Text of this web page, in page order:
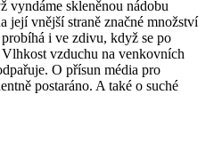
vyndáme skleněnou nádobu
její vnější straně značné množství
i ve zdivu, když se po
vzduchu na venkovních
O přísun média pro
postaráno. A také o suché